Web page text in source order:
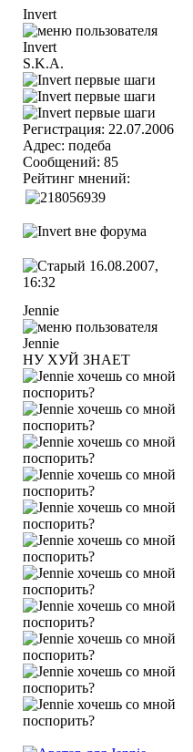
Invert
S.K.A.
Регистрация: 22.07.2006
Адрес: подеба
Сообщений: 85
Рейтинг мнений:
16.08.2007,
16:32
Jennie
НУ XУЙ ЗНАЕТ